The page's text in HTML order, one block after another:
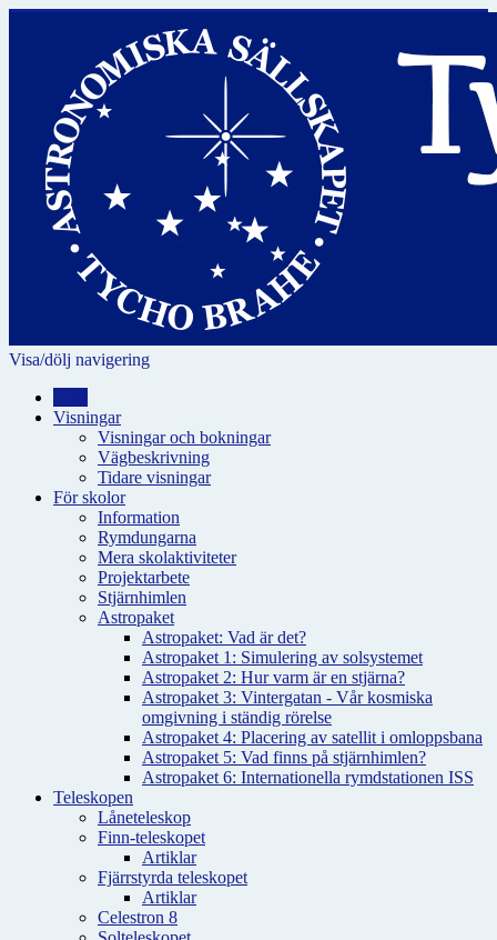
Visa/dölj navigering
Visningar
Visningar och bokningar
Vägbeskrivning
Tidare visningar
För skolor
Information
Rymdungarna
Mera skolaktiviteter
Projektarbete
Stjärnhimlen
Astropaket
Astropaket: Vad är det?
Astropaket 1: Simulering av solsystemet
Astropaket 2: Hur varm är en stjärna?
Astropaket 3: Vintergatan - Vår kosmiska
omgivning i ständig rörelse
Astropaket 4: Placering av satellit i omloppsbana
Astropaket 5: Vad finns på stjärnhimlen?
Astropaket 6: Internationella rymdstationen ISS
Teleskopen
Låneteleskop
Finn-teleskopet
Artiklar
Fjärrstyrda teleskopet
Artiklar
Celestron 8